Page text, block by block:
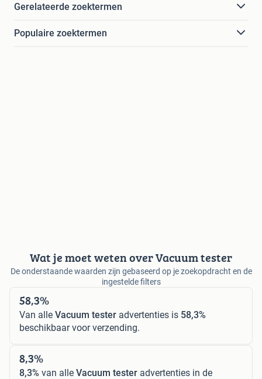
Gerelateerde zoektermen
Populaire zoektermen
Wat je moet weten over Vacuum tester
De onderstaande waarden zijn gebaseerd op je zoekopdracht en de
ingestelde filters
58,3%
Van alle Vacuum tester advertenties is 58,3%
beschikbaar voor verzending.
8,3%
8,3% van alle Vacuum tester advertenties in de